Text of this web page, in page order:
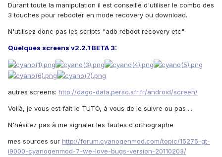
Durant toute la manipulation il est conseillé d'utiliser le combo des
3 touches pour rebooter en mode recovery ou download.
N'utilisez donc pas les scripts "adb reboot recovery etc"
Quelques screens v2.2.1 BETA 3:
autres screens: http://dago-data.perso.sfr.fr/android/screen/
Voilà, je vous est fait le TUTO, à vous de le suivre ou pas ...
N'hésitez pas à me signaler les fautes d'orthographe
mes sources sur http://forum.cyanogenmod.com/topic/15275-gt-
i9000-cyanogenmod-7-we-love-bugs-version-20110203/